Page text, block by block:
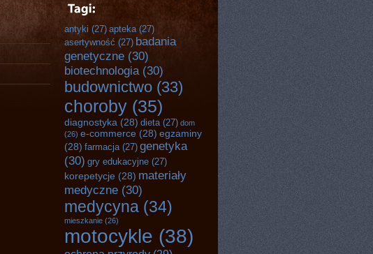
antyki (27) apteka(27)
asertywność (27) badania
genetyczne (30)
biotechnologia(30)
budownictwo (33)
choroby (35)
diagnostyka (28) dieta(27) dom
(26) e-commerce (28) egzaminy
(28) farmacja(27) genetyka
(30) gry edukacyjne (27)
korepetycje (28) materiały
medyczne (30)
medycyna (34)
mieszkanie (26)
motocykle (38)